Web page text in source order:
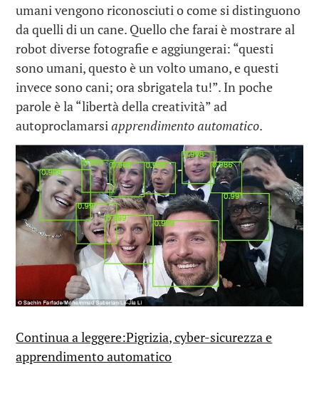
umanivengono riconosciutio come si distinguono
da quellidi un cane. Quello che farai è mostrare al
robot diverse fotografie e aggiungerai: “questi
sonoumani, questoèun volto umano, e questi
invece sono cani; ora sbrigatela tu!”. In poche
parole è la “libertà della creatività” ad
autoproclamarsiapprendimento automatico.
Continua a leggere:Pigrizia, cyber-sicurezza e
apprendimento automatico